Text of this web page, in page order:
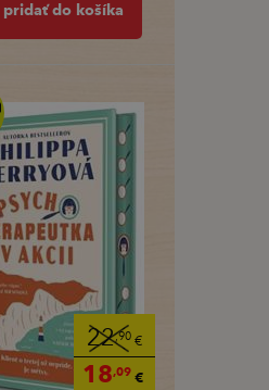
pridať do košíka
22,90 €
18,09 €